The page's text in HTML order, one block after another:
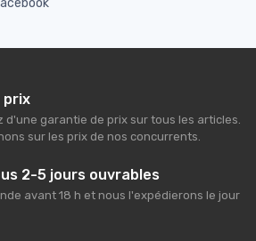
prix
d'une garantie de prix sur tous les articles.
sur les prix de nos concurrents.
2-5 jours ouvrables
avant 18 h et nous l'expédierons le jour